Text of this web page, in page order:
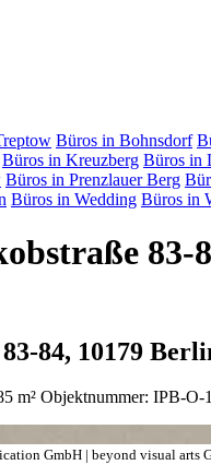
Büros in Bohnsdorf
Büros in Kreuzberg Büros in
Büros in Prenzlauer Berg
Büros in Wedding Büros in
84, 10179
m² Objektnummer: IPB-O-
GmbH | beyond visual arts